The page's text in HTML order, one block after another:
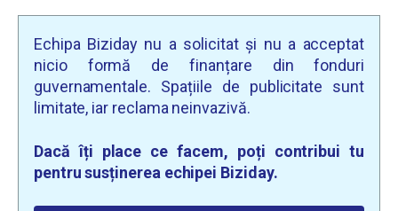
Echipa Biziday nu a solicitat și nu a acceptat
nicio formă de finanțare din fonduri
guvernamentale. Spațiile de publicitate sunt
limitate, iar reclama neinvazivă.
Dacă îți place ce facem, poți contribui tu
pentru susținerea echipei Biziday.